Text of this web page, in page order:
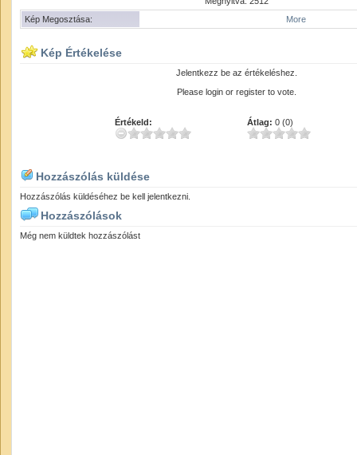
Kép Megosztása:
More
Kép Értékelése
Jelentkezz be az értékeléshez.
Please login or register to vote.
Értékeld: Átlag: 0 (0)
Hozzászólás küldése
Hozzászólás küldéséhez be kell jelentkezni.
Hozzászólások
Még nem küldtek hozzászólást